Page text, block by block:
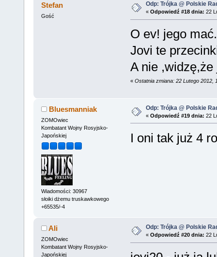
Stefan
Gość
Odp: Trójka @ Polskie
« Odpowiedź #18 dnia: 22
O ev! jego
Jovi te
A nie
« Ostatnia zmiana: 22 Lutego 2012,
Bluesmanniak
ZOMOwiec
Kombatant Wojny Rosyjsko-
Japońskiej
Wiadomości: 30967
słoiki dżemu truskawkowego
+65535/-4
Odp: Trójka @ Polskie
« Odpowiedź #19 dnia: 22
I oni tak już 4
Ali
ZOMOwiec
Kombatant Wojny Rosyjsko-
Japońskiej
Odp: Trójka @ Polskie
« Odpowiedź #20 dnia: 22